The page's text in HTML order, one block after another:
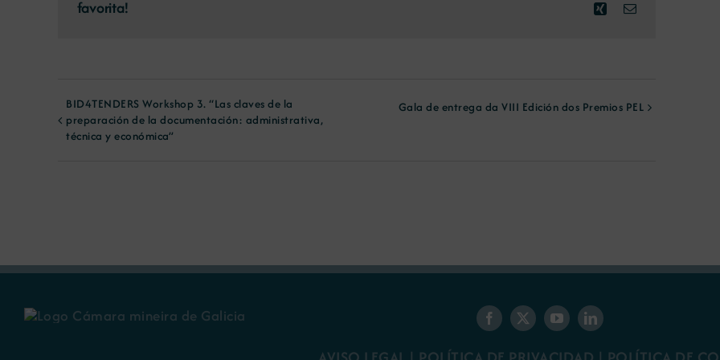
favorita!
XingCorreo
BID4TENDERS Workshop 3. “Las claves de la
preparación de la documentación: administrativa,
técnica y económica”
Gala de entrega da VIII Edición dos Premios PEL